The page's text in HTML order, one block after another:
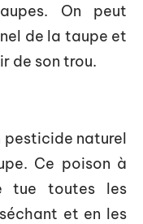
On peut
de la taupe et
de son trou.
pesticide naturel
Ce poison à
tue toutes les
et en les